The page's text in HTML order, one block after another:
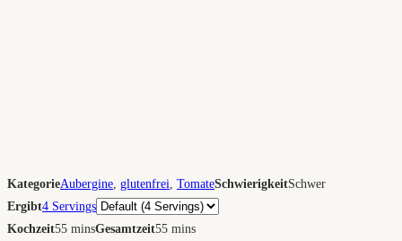
KategorieAubergine, glutenfrei, TomateSchwierigkeitSchwer
Ergibt4 ServingsPortionen
Kochzeit55 minsGesamtzeit55 mins